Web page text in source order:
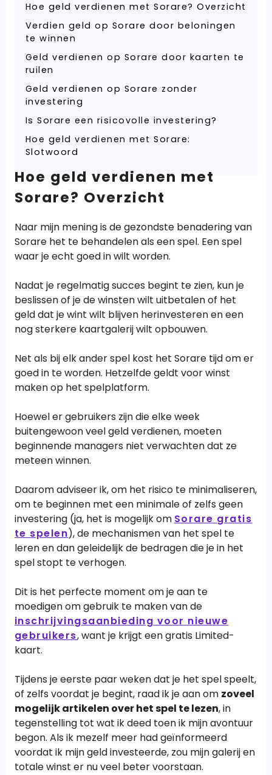
Hoe geld verdienen met Sorare? Overzicht
Verdien geld op Sorare door beloningen
te winnen
Geld verdienen op Sorare door kaarten te
ruilen
Geld verdienen op Sorare zonder
investering
Is Sorare een risicovolle investering?
Hoe geld verdienen met Sorare:
Slotwoord
Hoe geld verdienen met
Sorare? Overzicht
Naar mijn mening is de gezondste benadering van
Sorare het te behandelen als een spel. Een spel
waar je echt goed in wilt worden.
Nadat je regelmatig succes begint te zien, kun je
beslissen of je de winsten wilt uitbetalen of het
geld dat je wint wilt blijven herinvesteren en een
nog sterkere kaartgalerij wilt opbouwen.
Net als bij elk ander spel kost het Sorare tijd om er
goed in te worden. Hetzelfde geldt voor winst
maken op het spelplatform.
Hoewel er gebruikers zijn die elke week
buitengewoon veel geld verdienen, moeten
beginnende managers niet verwachten dat ze
meteen winnen.
Daarom adviseer ik, om het risico te minimaliseren,
om te beginnen met een minimale of zelfs geen
investering (ja, het is mogelijk om Sorare gratis
te spelen), de mechanismen van het spel te
leren en dan geleidelijk de bedragen die je in het
spel stopt te verhogen.
Dit is het perfecte moment om je aan te
moedigen om gebruik te maken van de
inschrijvingsaanbieding voor nieuwe
gebruikers, want je krijgt een gratis Limited-
kaart.
Tijdens je eerste paar weken dat je het spel speelt,
of zelfs voordat je begint, raad ik je aan om zoveel
mogelijk artikelen over het spel te lezen, in
tegenstelling tot wat ik deed toen ik mijn avontuur
begon. Als ik mezelf meer had geïnformeerd
voordat ik mijn geld investeerde, zou mijn galerij en
totale winst er nu veel beter voorstaan.